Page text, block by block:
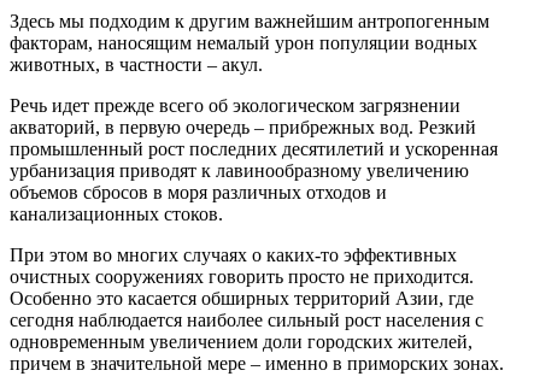
Здесь мы подходим к другим важнейшим антропогенным
факторам, наносящим немалый урон популяции водных
животных, в частности – акул.
Речь идет прежде всего об экологическом загрязнении
акваторий, в первую очередь – прибрежных вод. Резкий
промышленный рост последних десятилетий и ускоренная
урбанизация приводят к лавинообразному увеличению
объемов сбросов в моря различных отходов и
канализационных стоков.
При этом во многих случаях о каких-то эффективных
очистных сооружениях говорить просто не приходится.
Особенно это касается обширных территорий Азии, где
сегодня наблюдается наиболее сильный рост населения с
одновременным увеличением доли городских жителей,
причем в значительной мере – именно в приморских зонах.